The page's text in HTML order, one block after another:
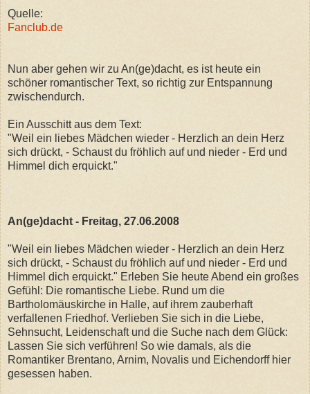
Quelle:
Fanclub.de
Nun aber gehen wir zu An(ge)dacht, es ist heute ein
schöner romantischer Text, so richtig zur Entspannung
zwischendurch.
Ein Ausschitt aus dem Text:
"Weil ein liebes Mädchen wieder - Herzlich an dein Herz
sich drückt, - Schaust du fröhlich auf und nieder - Erd und
Himmel dich erquickt."
An(ge)dacht - Freitag, 27.06.2008
"Weil ein liebes Mädchen wieder - Herzlich an dein Herz
sich drückt, - Schaust du fröhlich auf und nieder - Erd und
Himmel dich erquickt." Erleben Sie heute Abend ein großes
Gefühl: Die romantische Liebe. Rund um die
Bartholomäuskirche in Halle, auf ihrem zauberhaft
verfallenen Friedhof. Verlieben Sie sich in die Liebe,
Sehnsucht, Leidenschaft und die Suche nach dem Glück:
Lassen Sie sich verführen! So wie damals, als die
Romantiker Brentano, Arnim, Novalis und Eichendorff hier
gesessen haben.